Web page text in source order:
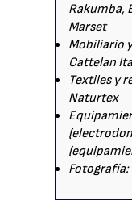
Rakumba,
Marset
Mobiliario
Cattelan
Textiles y
Naturtex